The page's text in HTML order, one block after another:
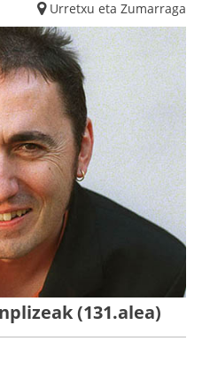
Urretxu eta Zumarraga
(131.alea)